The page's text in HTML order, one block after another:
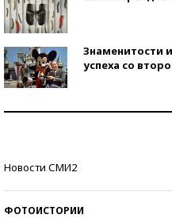
Знаменитости
успеха со
Новости СМИ2
ФОТОИСТОРИИ